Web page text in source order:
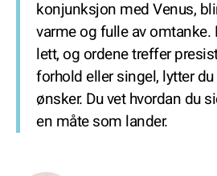
konjunksjon med Venus,
varme og fulle av omtanke.
lett, og ordene treffer
forhold eller singel, lytter
ønsker. Du vet hvordan du
en måte som lander.